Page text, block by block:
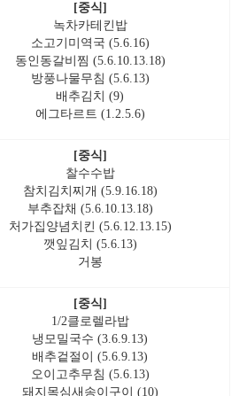
[중식]
녹차카테킨밥
소고기미역국 (5.6.16)
동인동갈비찜 (5.6.10.13.18)
방풍나물무침 (5.6.13)
배추김치 (9)
에그타르트 (1.2.5.6)
[중식]
찰수수밥
참치김치찌개 (5.9.16.18)
부추잡채 (5.6.10.13.18)
처가집양념치킨 (5.6.12.13.15)
깻잎김치 (5.6.13)
거봉
[중식]
1/2클로렐라밥
냉모밀국수 (3.6.9.13)
배추겉절이 (5.6.9.13)
오이고추무침 (5.6.13)
돼지목심새송이구이 (10)